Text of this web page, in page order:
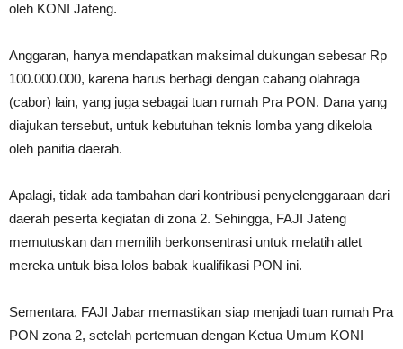
oleh KONI Jateng.
Anggaran, hanya mendapatkan maksimal dukungan sebesar Rp
100.000.000, karena harus berbagi dengan cabang olahraga
(cabor) lain, yang juga sebagai tuan rumah Pra PON. Dana yang
diajukan tersebut, untuk kebutuhan teknis lomba yang dikelola
oleh panitia daerah.
Apalagi, tidak ada tambahan dari kontribusi penyelenggaraan dari
daerah peserta kegiatan di zona 2. Sehingga, FAJI Jateng
memutuskan dan memilih berkonsentrasi untuk melatih atlet
mereka untuk bisa lolos babak kualifikasi PON ini.
Sementara, FAJI Jabar memastikan siap menjadi tuan rumah Pra
PON zona 2, setelah pertemuan dengan Ketua Umum KONI